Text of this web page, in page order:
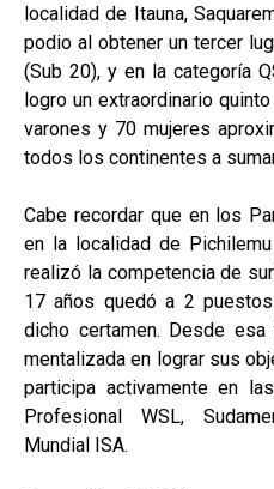
localidad de Itauna,
podio al obtener un tercer
(Sub 20), y en la categoría
logro un extraordinario
varones y 70 mujeres
todos los continentes a
Cabe recordar que en los
en la localidad de
realizó la competencia de
17 años quedó a 2
dicho certamen. Desde
mentalizada en lograr sus
participa activamente en
Profesional WSL,
Mundial ISA.